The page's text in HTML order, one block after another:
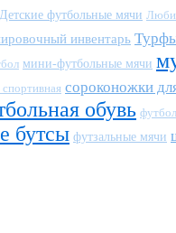
Детские футбольные мячи
инвентарь
мини-футбольные мячи
спортивная сороконожки
обувь
бутсы футзальные мячи